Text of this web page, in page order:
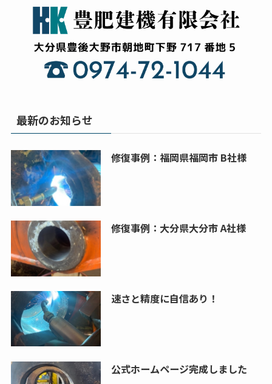
最新のお知らせ
修復事例：福岡県福岡市 B社様
修復事例：大分県大分市 A社様
速さと精度に自信あり！
公式ホームページ完成しました